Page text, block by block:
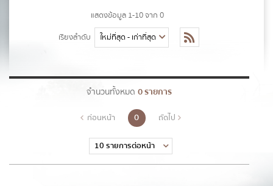
แสดงข้อมูล 1-10 จาก 0
เรียงลำดับ
จำนวนทั้งหมด 0 รายการ
ก่อนหน้า 0 ถัดไป